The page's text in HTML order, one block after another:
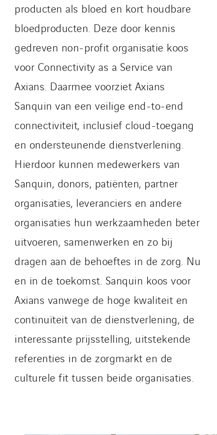
producten als bloed en kort houdbare
bloedproducten. Deze door kennis
gedreven non-profit organisatie koos
voor Connectivity as a Service van
Axians. Daarmee voorziet Axians
Sanquin van een veilige end-to-end
connectiviteit, inclusief cloud-toegang
en ondersteunende dienstverlening.
Hierdoor kunnen medewerkers van
Sanquin, donors, patiënten, partner
organisaties, leveranciers en andere
organisaties hun werkzaamheden beter
uitvoeren, samenwerken en zo bij
dragen aan de behoeftes in de zorg. Nu
en in de toekomst. Sanquin koos voor
Axians vanwege de hoge kwaliteit en
continuïteit van de dienstverlening, de
interessante prijsstelling, uitstekende
referenties in de zorgmarkt en de
culturele fit tussen beide organisaties.
Mobility Way
Monnier Entreprises
NAE-France
North West Projects
Omexom Technikforum
Omnidec
Paumier Industrie
Paumier Marine
Paumier SA
Process Energy
Provelec Sud
Qivy Habitat
Qivy Tertiaire
Roiret Energies
Roiret Transport
Saga Tertiaire
Salendre Réseaux
Santerne Alsace
Santerne Angouleme
Santerne Aquitaine
Santerne Champagne Ardenne
Santerne Fluides
Santerne IDF
Santerne Marseille
Santerne Tertiaire et Santé
Schuh Bodentechnik